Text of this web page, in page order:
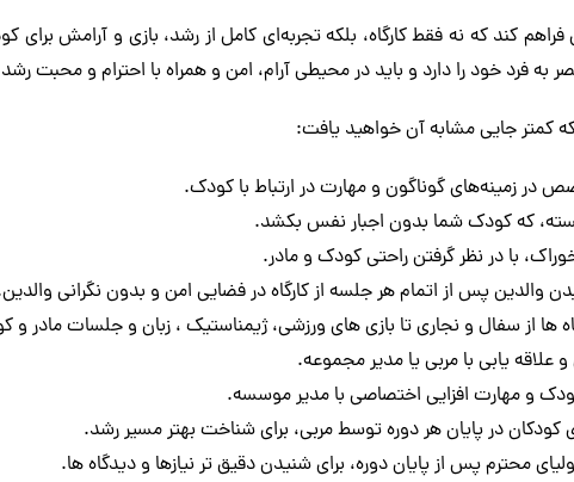
کند که نه فقط کارگاه، بلکه تجربه‌ای کامل از رشد، بازی و آرامش
به فرد خود را دارد و باید در محیطی آرام، امن و همراه با احترام و محبت
کمتر جایی مشابه آن خواهید یافت:
در زمینه‌های گوناگون و مهارت در ارتباط با کودک.
که کودک شما بدون اجبار نفس بکشد.
با در نظر گرفتن راحتی کودک و مادر.
والدین پس از اتمام هر جلسه از کارگاه در فضایی امن و بدون نگرانی
ها از سفال و نجاری تا بازی های ورزشی، ژیمناستیک ، زبان و جلسات مادر و
یابی با مربی یا مدیر مجموعه.
و مهارت افزایی اختصاصی با مدیر موسسه.
در پایان هر دوره توسط مربی، برای شناخت بهتر مسیر رشد.
محترم پس از پایان دوره، برای شنیدن دقیق تر نیازها و دیدگاه ها.